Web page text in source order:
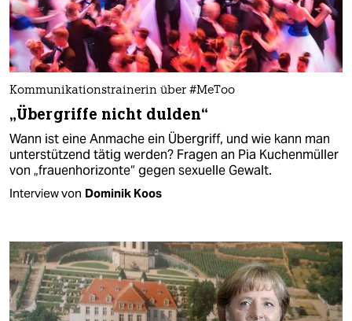
Kommunikationstrainerin über #MeToo
„Übergriffe nicht dulden“
Wann ist eine Anmache ein Übergriff, und wie kann man
unterstützend tätig werden? Fragen an Pia Kuchenmüller
von „frauenhorizonte“ gegen sexuelle Gewalt.
Interview von Dominik Koos